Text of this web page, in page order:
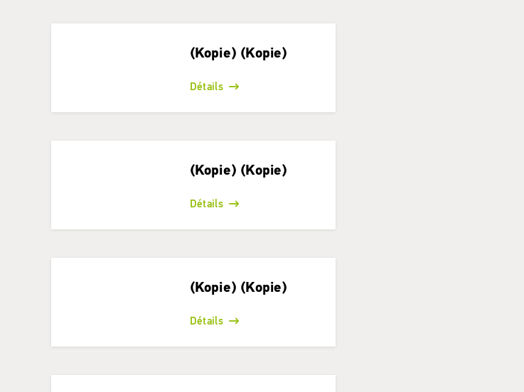
(Kopie) (Kopie)
Détails
(Kopie) (Kopie)
Détails
(Kopie) (Kopie)
Détails